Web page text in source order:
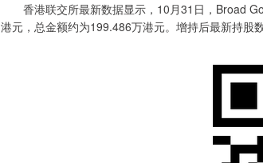
香港联交所最新数据显示，10月31日，Broad
港元，总金额约为199.486万港元。增持后最新持股